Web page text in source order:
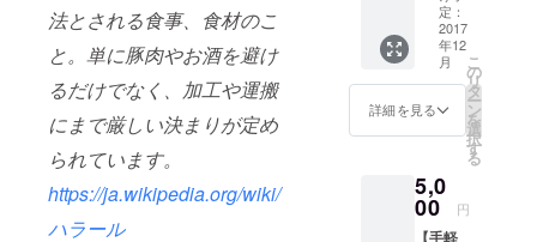
法とされる食事、食材のこ
と。単に豚肉やお酒を避け
るだけでなく、加工や運搬
にまで厳しい決まりが定め
られています。
https://ja.wikipedia.org/wiki/
ハラール
界の料理と
お酒が楽し
めるレスト
プン。2年間
料理を提供
するイベン
トを開催し
したレ
シピ
ブック
・世界
のレト
ルトシ
リーズ
からお
を1品
（梱
包・送
定：
2017
年12
月
詳細を見る
こ
の
リ
タ
ー
ン
を
選
択
す
る
5,0
00 円
【手軽